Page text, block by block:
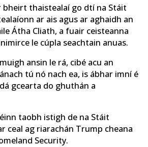
bheirt thaistealaí go dtí na Stáit
ar ais agus ar aghaidh an
Átha Cliath, a fuair ceisteanna
le cúpla seachtain anuas.
ansin le rá, cibé acu an
tú nó nach ea, is ábhar imní é
gcearta do ghuthán a
taobh istigh de na Stáit
ceal ag riarachán Trump cheana
Security.